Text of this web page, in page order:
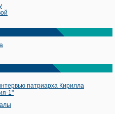
патриарха Кирилла
1"